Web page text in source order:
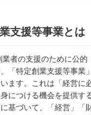
支援等事業とは
者の支援のために公的
「特定創業支援等事業
ます。これは「経営に
につける機会を提供す
基づいて、「経営」「